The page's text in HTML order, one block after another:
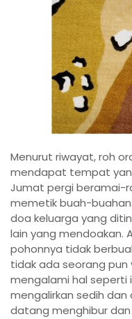
Menurut riwayat, roh
mendapat tempat
Jumat pergi beramai-
memetik buah-
doa keluarga yang
lain yang mendoakan.
pohonnya tidak
tidak ada seorang pun
mengalami hal seperti
mengalirkan sedih
datang menghibur